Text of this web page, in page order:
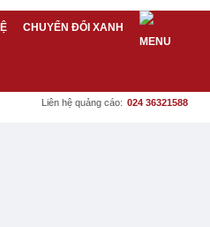
CHUYỂN ĐỔI XANH
Liên hệ quảng cáo: 024 36321588